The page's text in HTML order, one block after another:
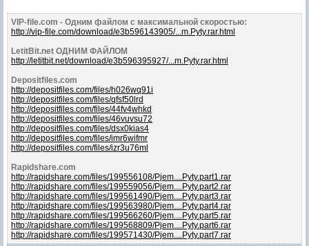
VIP-file.com - Одним файлом с максимальной скоростью:
http://vip-file.com/download/e3b596143905/...m.Pyty.rar.html
LetitBit.net ОДНИМ ФАЙЛОМ
http://letitbit.net/download/e3b596395927/...m.Pyty.rar.html
Depositfiles.com
http://depositfiles.com/files/h026wq91i
http://depositfiles.com/files/qfsf50lrd
http://depositfiles.com/files/44fv4whkd
http://depositfiles.com/files/46vuvsu72
http://depositfiles.com/files/dsx0kias4
http://depositfiles.com/files/imr6wifmr
http://depositfiles.com/files/izr3u76ml
Rapidshare.com
http://rapidshare.com/files/199556108/Pjem....Pyty.part1.rar
http://rapidshare.com/files/199559056/Pjem....Pyty.part2.rar
http://rapidshare.com/files/199561490/Pjem....Pyty.part3.rar
http://rapidshare.com/files/199563980/Pjem....Pyty.part4.rar
http://rapidshare.com/files/199566260/Pjem....Pyty.part5.rar
http://rapidshare.com/files/199568809/Pjem....Pyty.part6.rar
http://rapidshare.com/files/199571430/Pjem....Pyty.part7.rar